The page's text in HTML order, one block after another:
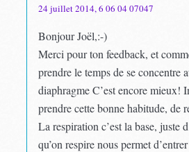
24 juillet 2014, 6 06 04 07047
Bonjour Joël,:-)
Merci pour ton feedback, et
prendre le temps de se concentre
diaphragme C’est encore mieux!
prendre cette bonne habitude, de
La respiration c’est la base, juste
qu’on respire nous permet